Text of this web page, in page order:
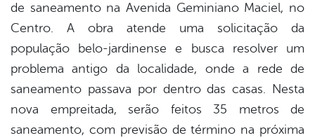
de saneamento na Avenida Geminiano Maciel, no
Centro. A obra atende uma solicitação da
população belo-jardinense e busca resolver um
problema antigo da localidade, onde a rede de
saneamento passava por dentro das casas. Nesta
nova empreitada, serão feitos 35 metros de
saneamento, com previsão de término na próxima